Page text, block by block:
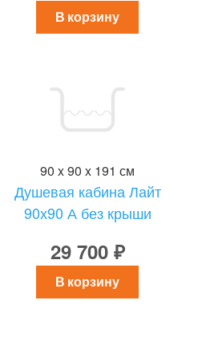
В корзину
90 x 90 x 191 см
Душевая кабина Лайт
90х90 А без крыши
29 700 ₽
В корзину